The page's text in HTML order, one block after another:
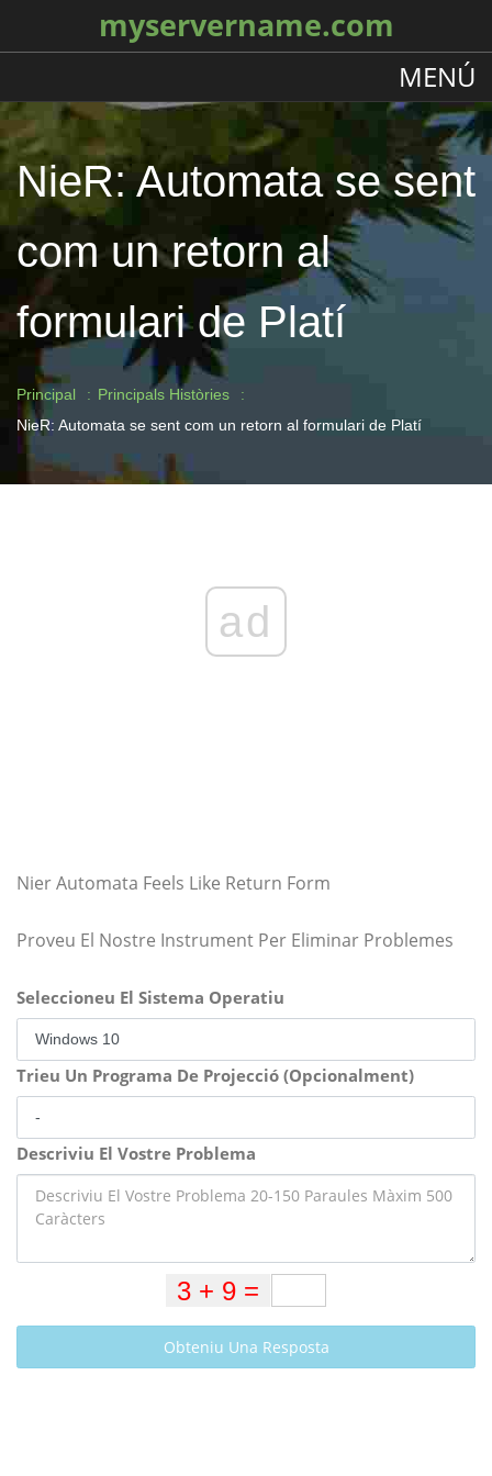
myservername.com
MENÚ
NieR: Automata se sent
com un retorn al
formulari de Platí
Principal
Principals Històries
NieR: Automata se sent com un retorn al formulari de Platí
ad
Nier Automata Feels Like Return Form
Proveu El Nostre Instrument Per Eliminar Problemes
Seleccioneu El Sistema Operatiu
Trieu Un Programa De Projecció (Opcionalment)
Descriviu El Vostre Problema
Obteniu Una Resposta